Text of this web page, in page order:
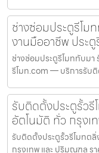
ช่างซ่อมประตูรีโ
งานมืออาชีพ ประ
ช่างซ่อมประตูรีโมททับม
รีโมท.com — บริการรับ
รับติดตั้งประตูรั้ว
อัตโนมัติ ทั่ว กรุง
รับติดตั้งประตูรั้วรีโมทต
กรุงเทพ และ ปริมณฑล ร